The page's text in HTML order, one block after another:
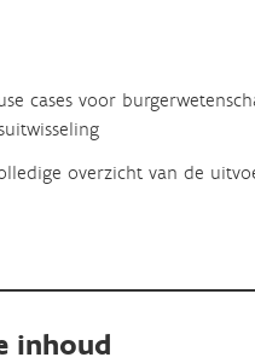
cases voor
overzicht van de
inhoud